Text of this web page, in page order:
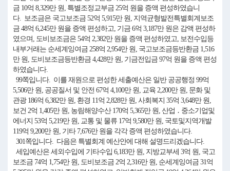
금 10억 8,329만 원, 특별조정교부금 25억 원을 증액 편성하였습니
다. 보조금은 국고보조금 52억 5,915만 원, 지역균형발전특별회계보조
금 48억 6,245만 원을 증액 편성하고, 기금 6억 3,187만 원은 감액 편성하
였으며, 도비보조금은 54억 2,382만 원을 증액 편성하였고, 보전수입등
내부거래는 순세계잉여금 258억 2,954만 원, 국고보조금등반환금 1,516
만 원, 도비보조금등반환금 4,428만 원, 기금전입금 97억 원을 증액 편성
하였습니다.
99쪽입니다. 이를 재원으로 편성한 세출예산은 일반 공공행정 99억
5,506만 원, 공공질서 및 안전 67억 4,100만 원, 교육 2,200만 원, 문화 및
관광 186억 6,382만 원, 환경 11억 2,828만 원, 사회복지 35억 3,648만 원,
보건 2억 1,405만 원, 농림해양수산 170억 5,365만 원, 산업 ․ 중소기업및
에너지 53억 5,219만 원, 교통 및 물류 17억 9,580만 원, 국토및지역개발
119억 9,200만 원, 기타 7,676만 원을 각각 증액 편성하였습니다.
301쪽입니다. 다음은 특별회계 예산안에 대해 설명드리겠습니다.
세입예산은 세외수입에 기타수입 6,183만 원, 지방교부세 3억 원, 국고
보조금 74억 1,754만 원, 도비보조금 2억 2,316만 원, 순세계잉여금 31억